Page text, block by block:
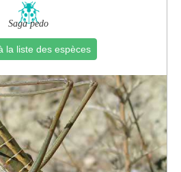
Saga pedo
la liste des espèces